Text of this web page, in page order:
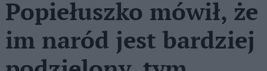
Popiełuszko mówił, że
im naród jest bardziej